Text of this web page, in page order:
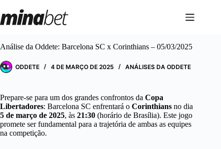
para
o
Análise da Oddete: Barcelona SC x Corinthians – 05/03/2025
ODDETE 4 DE MARÇO DE 2025 ANÁLISES DA ODDETE
Prepare-se para um dos grandes confrontos da Copa
Libertadores: Barcelona SC enfrentará o Corinthians no dia
5 de março de 2025, às 21:30 (horário de Brasília). Este jogo
promete ser fundamental para a trajetória de ambas as equipes
na competição.